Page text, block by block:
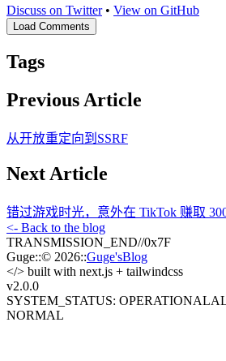
Discuss on Twitter• View on GitHub
Load Comments
Tags
Previous Article
从开放重定向到SSRF
Next Article
错过游戏时光，意外在 TikTok 赚取
<- Back to the blog
TRANSMISSION_END//0x7F
Guge::© 2026::Guge'sBlog
</> built with next.js + tailwindcss
v2.0.0
SYSTEM_STATUS: OPERATIONAL
NORMAL